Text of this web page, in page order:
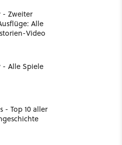
- Zweiter
Alle
Video
- Alle Spiele
- Top 10 aller